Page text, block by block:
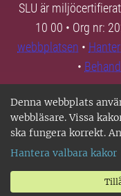
Denna webbplats
webbläsare. Vissa
ska fungera korrekt.
Hantera valbara kakor
SLU är
10 00 • Org nr:
webbplatsen •
•